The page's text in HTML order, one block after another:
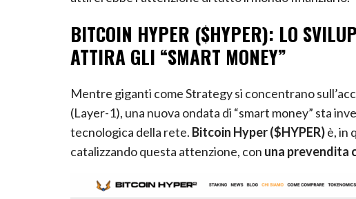
BITCOIN HYPER ($HYPER): LO
ATTIRA GLI “SMART MONEY”
Mentre giganti come Strategy si concentrano
(Layer-1), una nuova ondata di “smart money” sta
tecnologica della rete. Bitcoin Hyper ($HYPER)è, in
catalizzando questa attenzione, con una prevendita